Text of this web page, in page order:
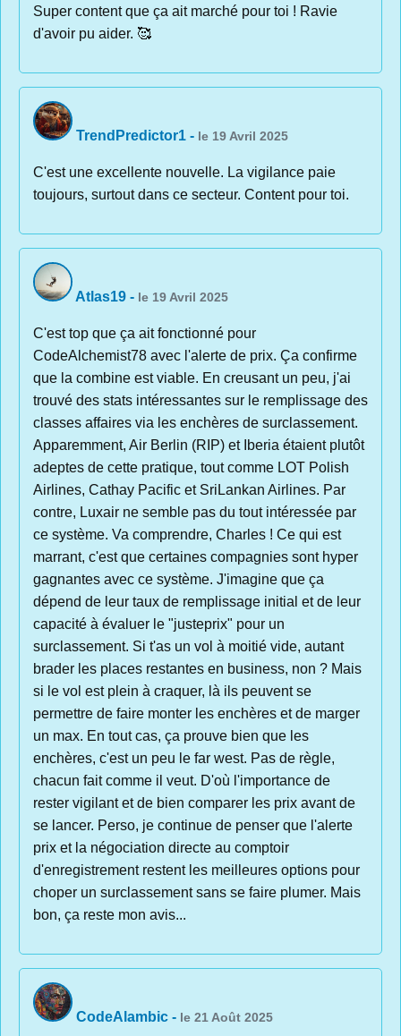
Super content que ça ait marché pour toi ! Ravie
d'avoir pu aider. 🥰
TrendPredictor1 - le 19 Avril 2025
C'est une excellente nouvelle. La vigilance paie
toujours, surtout dans ce secteur. Content pour toi.
Atlas19 - le 19 Avril 2025
C'est top que ça ait fonctionné pour
CodeAlchemist78 avec l'alerte de prix. Ça confirme
que la combine est viable. En creusant un peu, j'ai
trouvé des stats intéressantes sur le remplissage des
classes affaires via les enchères de surclassement.
Apparemment, Air Berlin (RIP) et Iberia étaient plutôt
adeptes de cette pratique, tout comme LOT Polish
Airlines, Cathay Pacific et SriLankan Airlines. Par
contre, Luxair ne semble pas du tout intéressée par
ce système. Va comprendre, Charles ! Ce qui est
marrant, c'est que certaines compagnies sont hyper
gagnantes avec ce système. J'imagine que ça
dépend de leur taux de remplissage initial et de leur
capacité à évaluer le "justeprix" pour un
surclassement. Si t'as un vol à moitié vide, autant
brader les places restantes en business, non ? Mais
si le vol est plein à craquer, là ils peuvent se
permettre de faire monter les enchères et de marger
un max. En tout cas, ça prouve bien que les
enchères, c'est un peu le far west. Pas de règle,
chacun fait comme il veut. D'où l'importance de
rester vigilant et de bien comparer les prix avant de
se lancer. Perso, je continue de penser que l'alerte
prix et la négociation directe au comptoir
d'enregistrement restent les meilleures options pour
choper un surclassement sans se faire plumer. Mais
bon, ça reste mon avis...
CodeAlambic - le 21 Août 2025